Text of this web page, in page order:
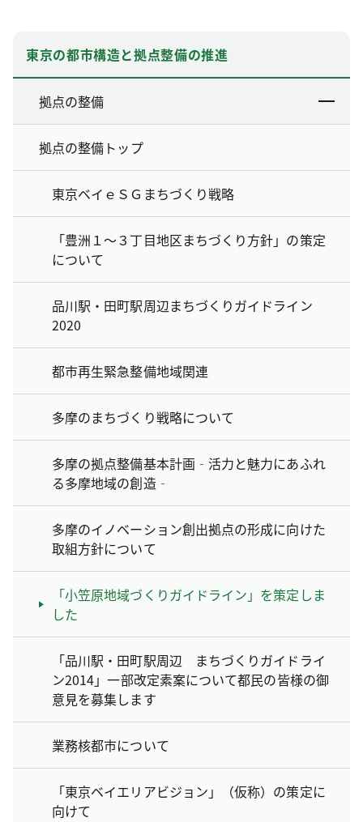
東京の都市構造と拠点整備の推進
拠点の整備
拠点の整備トップ
東京ベイｅＳＧまちづくり戦略
「豊洲１～３丁目地区まちづくり方針」の策定
について
品川駅・田町駅周辺まちづくりガイドライン
2020
都市再生緊急整備地域関連
多摩のまちづくり戦略について
多摩の拠点整備基本計画‐活力と魅力にあふれ
る多摩地域の創造‐
多摩のイノベーション創出拠点の形成に向けた
取組方針について
「小笠原地域づくりガイドライン」を策定しま
した
「品川駅・田町駅周辺 まちづくりガイドライ
ン2014」一部改定素案について都民の皆様の御
意見を募集します
業務核都市について
「東京ベイエリアビジョン」（仮称）の策定に
向けて